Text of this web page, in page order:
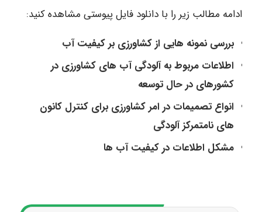
ادامه مطالب زیر را با دانلود فایل پیوستی مشاهده کنید:
بررسی نمونه هایی از کشاورزی بر کیفیت آب
اطلاعات مربوط به آلودگی آب های کشاورزی در
کشورهای در حال توسعه
انواع تصمیمات در امر کشاورزی برای کنترل کانون
های نامتمرکز آلودگی
مشکل اطلاعات در کیفیت آب ها